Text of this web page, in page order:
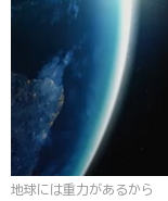
地球には重力があるから